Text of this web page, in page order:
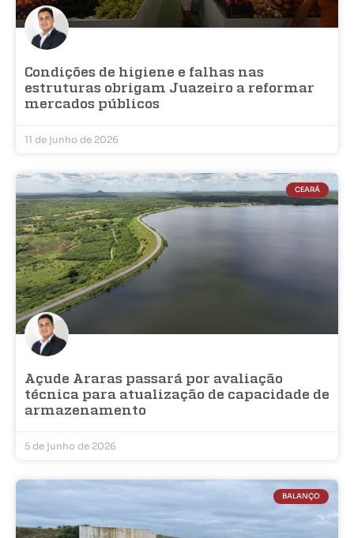
Condições de higiene e falhas nas
estruturas obrigam Juazeiro a reformar
mercados públicos
11 de junho de 2026
CEARÁ
Açude Araras passará por avaliação
técnica para atualização de capacidade de
armazenamento
5 de junho de 2026
BALANÇO